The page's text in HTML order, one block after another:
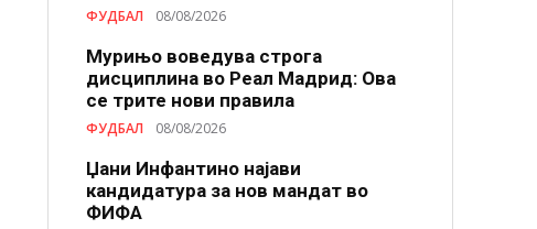
ФУДБАЛ 08/08/2026
Мурињо воведува строга
дисциплина во Реал Мадрид: Ова
се трите нови правила
ФУДБАЛ 08/08/2026
Џани Инфантино најави
кандидатура за нов мандат во
ФИФА